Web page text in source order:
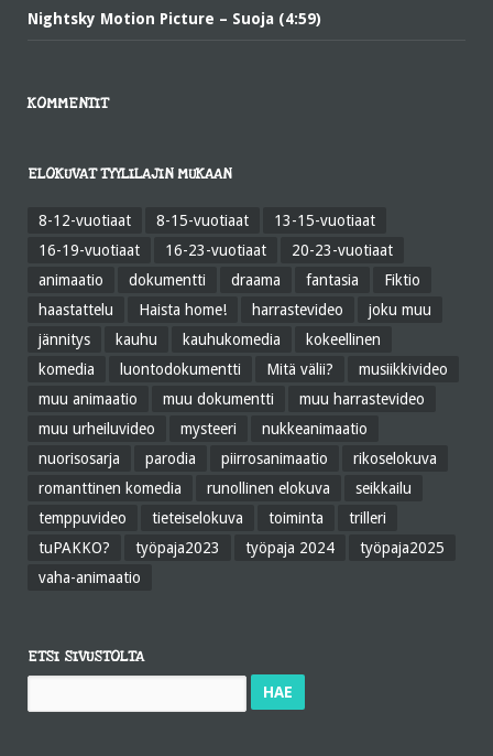
Nightsky Motion Picture – Suoja (4:59)
KOMMENTIT
ELOKUVAT TYYLILAJIN MUKAAN
8-12-vuotiaat 8-15-vuotiaat
13-15-vuotiaat
16-19-vuotiaat
16-23-vuotiaat
20-23-vuotiaat
animaatio
dokumentti draama fantasia
Fiktio
haastattelu
Haista home! harrastevideo
joku muu
jännitys
kauhu kauhukomedia
kokeellinen
komedia
luontodokumentti Mitä välii?
musiikkivideo
muu animaatio
muu dokumentti
muu harrastevideo
muu urheiluvideo
mysteeri
nukkeanimaatio
nuorisosarja
parodia piirrosanimaatio
rikoselokuva
romanttinen komedia
runollinen elokuva
seikkailu
temppuvideo
tieteiselokuva toiminta
trilleri
tuPAKKO?
työpaja2023 työpaja 2024
työpaja2025
vaha-animaatio
ETSI SIVUSTOLTA